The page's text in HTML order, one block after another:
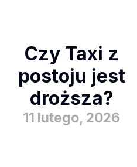
Czy Taxi z
postoju jest
droższa?
11 lutego, 2026